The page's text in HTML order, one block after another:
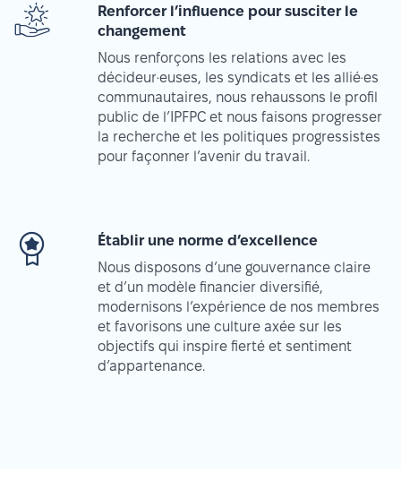
Renforcer l’influence pour susciter le
changement
Nous renforçons les relations avec les
décideur·euses, les syndicats et les allié·es
communautaires, nous rehaussons le profil
public de l’IPFPC et nous faisons progresser
la recherche et les politiques progressistes
pour façonner l’avenir du travail.
Établir une norme d’excellence
Nous disposons d’une gouvernance claire
et d’un modèle financier diversifié,
modernisons l’expérience de nos membres
et favorisons une culture axée sur les
objectifs qui inspire fierté et sentiment
d’appartenance.